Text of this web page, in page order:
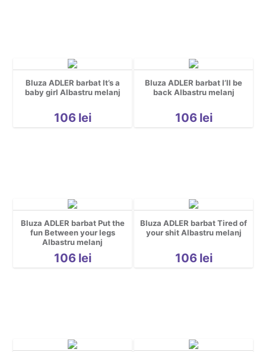
Bluza ADLER barbat It’s a
baby girl Albastru melanj
106 lei
Bluza ADLER barbat I’ll be
back Albastru melanj
106 lei
Bluza ADLER barbat Put the
fun Between your legs
Albastru melanj
106 lei
Bluza ADLER barbat Tired of
your shit Albastru melanj
106 lei